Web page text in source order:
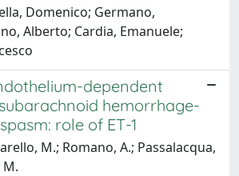
Domenico; Germano,
Alberto; Cardia, Emanuele;
dependent
hemorrhage-
role of ET-1
M.; Romano, A.; Passalacqua,
M.